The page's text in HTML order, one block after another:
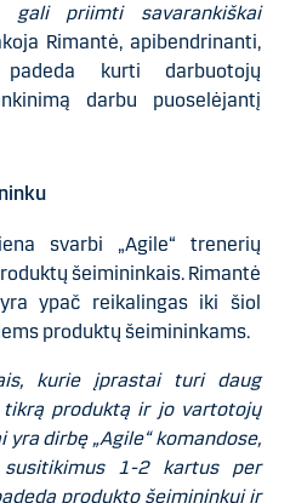
gali priimti savarankiškai
Rimantė, apibendrinanti,
kurti darbuotojų
darbu puoselėjantį
svarbi „Agile“ trenerių
šeimininkais. Rimantė
ypač reikalingas iki šiol
produktų šeimininkams.
kurie įprastai turi daug
produktą ir jo vartotojų
dirbę „Agile“ komandose,
1-2 kartus per
produkto šeimininkui ir